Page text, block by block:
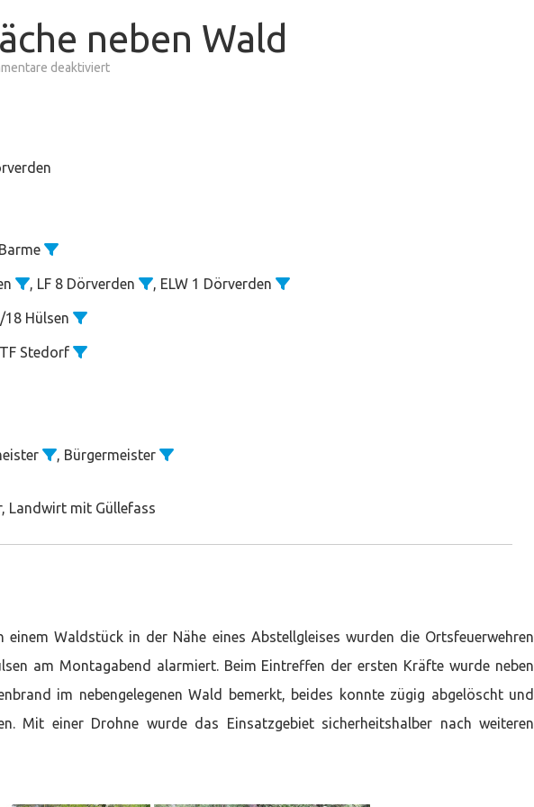
neben Wald
deaktiviertfür
, LF 8 Dörverden , ELW 1 Dörverden
18 Hülsen
Stedorf
, Bürgermeister
Landwirt mit Güllefass
einem Waldstück in der Nähe eines Abstellgleises wurden die Ortsfeuerwehren
am Montagabend alarmiert. Beim Eintreffen der ersten Kräfte wurde neben
im nebengelegenen Wald bemerkt, beides konnte zügig abgelöscht und
Mit einer Drohne wurde das Einsatzgebiet sicherheitshalber nach weiteren